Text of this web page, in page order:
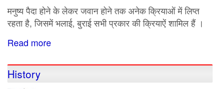
मनुष्य पैदा होने के लेकर जवान होने तक अनेक क्रियाओं में लिप्त
रहता है, जिसमें भलाई, बुराई सभी प्रकार की क्रियाऐं शामिल हैं ।
Read more
का
History